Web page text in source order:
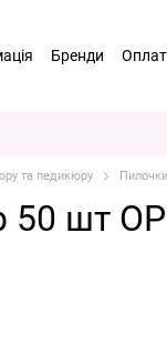
Бренди
та педикюру
50 шт